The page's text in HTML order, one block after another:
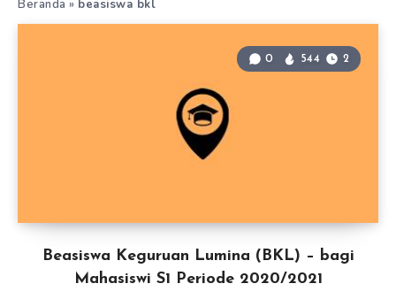
Beranda » beasiswa bkl
Beasiswa Keguruan Lumina (BKL) – bagi
Mahasiswi S1 Periode 2020/2021
0 544 2